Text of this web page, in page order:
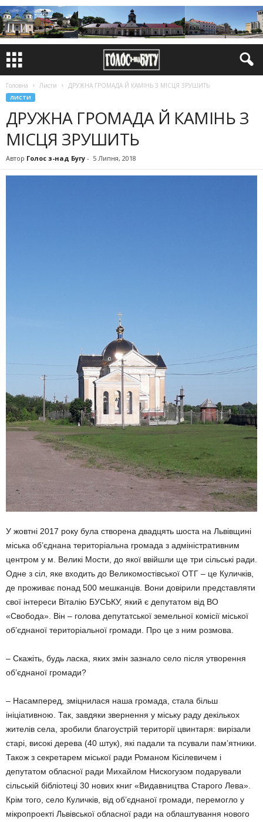
Головна Листи ДРУЖНА ГРОМАДА Й КАМІНЬ З МІСЦЯ ЗРУШИТЬ
ЛИСТИ
ДРУЖНА ГРОМАДА Й КАМІНЬ З
МІСЦЯ ЗРУШИТЬ
Автор Голос з-над Бугу - 5 Липня, 2018
У жовтні 2017 року була створена двадцять шоста на Львівщині
міська об’єднана територіальна громада з адміністративним
центром у м. Великі Мости, до якої ввійшли ще три сільські ради.
Одне з сіл, яке входить до Великомостівської ОТГ – це Куличків,
де проживає понад 500 мешканців. Вони довірили представляти
свої інтереси Віталію БУСЬКУ, який є депутатом від ВО
«Свобода». Він – голова депутатської земельної комісії міської
об’єднаної територіальної громади. Про це з ним розмова.
– Скажіть, будь ласка, яких змін зазнало село після утворення
об’єднаної громади?
– Насамперед, зміцнилася наша громада, стала більш
ініціативною. Так, завдяки звернення у міську раду декількох
жителів села, зробили благоустрій території цвинтаря: вирізали
старі, високі дерева (40 штук), які падали та псували пам’ятники.
Також з секретарем міської ради Романом Кісілевичем і
депутатом обласної ради Михайлом Нискогузом подарували
сільській бібліотеці 30 нових книг «Видавництва Старого Лева».
Крім того, село Куличків, від об’єднаної громади, перемогло у
мікропроекті Львівської обласної ради на облаштування нового